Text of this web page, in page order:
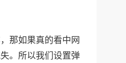
那如果真的看中网
。所以我们设置弹